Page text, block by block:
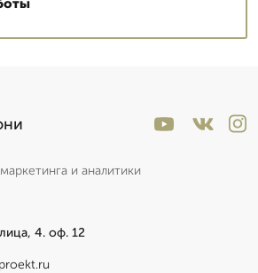
и аналитики
4. оф. 12